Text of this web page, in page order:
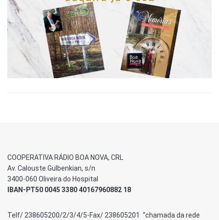
COOPERATIVA RÁDIO BOA NOVA, CRL
Av. Calouste Gulbenkian, s/n
3400-060 Oliveira do Hospital
IBAN-PT50 0045 3380 40167960882 18
Telf/ 238605200/2/3/4/5-Fax/ 238605201 “chamada da rede